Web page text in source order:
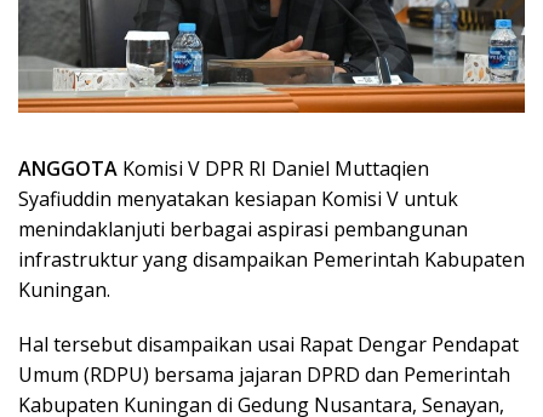
ANGGOTA Komisi V DPR RI Daniel Muttaqien
Syafiuddin menyatakan kesiapan Komisi V untuk
menindaklanjuti berbagai aspirasi pembangunan
infrastruktur yang disampaikan Pemerintah Kabupaten
Kuningan.
Hal tersebut disampaikan usai Rapat Dengar Pendapat
Umum (RDPU) bersama jajaran DPRD dan Pemerintah
Kabupaten Kuningan di Gedung Nusantara, Senayan,